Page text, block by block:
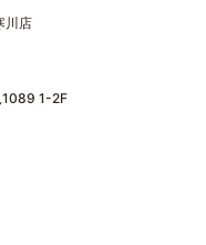
川店
1089 1-2F